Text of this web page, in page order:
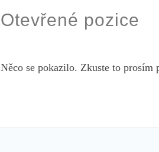
Otevřené pozice
Něco se pokazilo. Zkuste to prosím